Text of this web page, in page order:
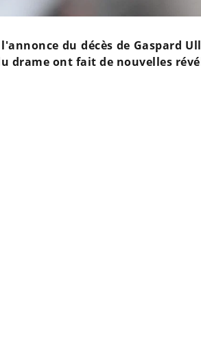
du décès de Gaspard
drame ont fait de nouvelles